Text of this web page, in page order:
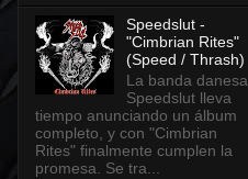
Speedslut -
"Cimbrian Rites"
(Speed / Thrash)
La banda danesa
Speedslut lleva
tiempo anunciando un álbum
completo, y con "Cimbrian
Rites" finalmente cumplen la
promesa. Se tra...